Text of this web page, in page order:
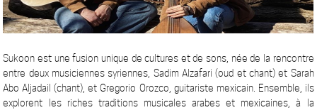
Sukoon est une fusion unique de cultures et de sons, née de la rencontre
entre deux musiciennes syriennes, Sadim Alzafari (oud et chant) et Sarah
Abo Aljadail (chant), et Gregorio Orozco, guitariste mexicain. Ensemble, ils
explorent les riches traditions musicales arabes et mexicaines, à la